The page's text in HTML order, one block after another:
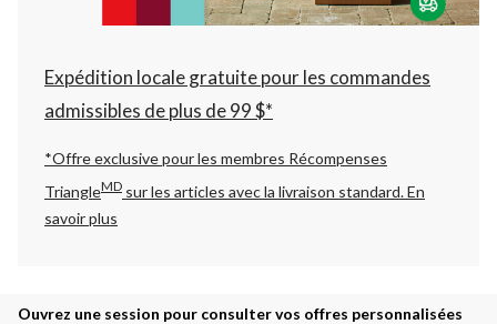
22:00
changer
Expédition locale gratuite pour les commandes
admissibles de plus de 99 $*
*Offre exclusive pour les membres Récompenses
TriangleMD sur les articles avec la livraison standard.En
savoir plus
Ouvrez une session pour consulter vos offres personnalisées